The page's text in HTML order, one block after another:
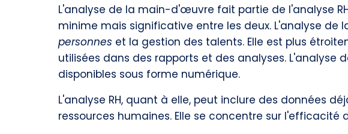
L'analyse de la main-d'œuvre fait partie de l'analyse
minime mais significative entre les deux. L'analyse
personnes et la gestion des talents. Elle est plus
utilisées dans des rapports et des analyses.
disponibles sous forme numérique.
L'analyse RH, quant à elle, peut inclure des données
ressources humaines. Elle se concentre sur